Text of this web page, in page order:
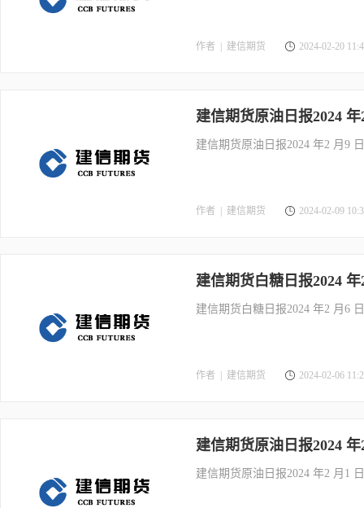
作者 | 建信期货 2024-02-20
建信期货原油日报2024
建信期货原油日报2024 年2 月9 日
作者 | 建信期货 2024-02-09
建信期货白糖日报2024
建信期货白糖日报2024 年2 月6 日
作者 | 建信期货 2024-02-06
建信期货原油日报2024
建信期货原油日报2024 年2 月1 日